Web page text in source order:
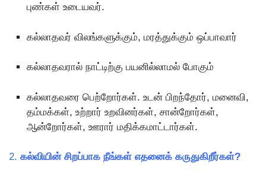
புண்கள் உடையவர்.
கல்லாதவர் விலங்களுக்கும், மரத்துக்கும் ஒப்பாவார்
கல்லாதவரால் நாட்டிற்கு பயனில்லாமல் போகும்
கல்லாதவரை பெற்றோர்கள். உடன் பிறந்தோர், மனைவி,
தம்மக்கள், உற்றார் உறவினர்கள், சான்றோர்கள்,
ஆன்றோர்கள், ஊரார் மதிக்கமாட்டார்கள்.
2. கல்வியின் சிறப்பாக நீங்கள் எதனைக் கருதுகிறீர்கள்?